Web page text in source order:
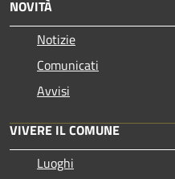
NOVITÀ
Notizie
Comunicati
Avvisi
VIVERE IL COMUNE
Luoghi